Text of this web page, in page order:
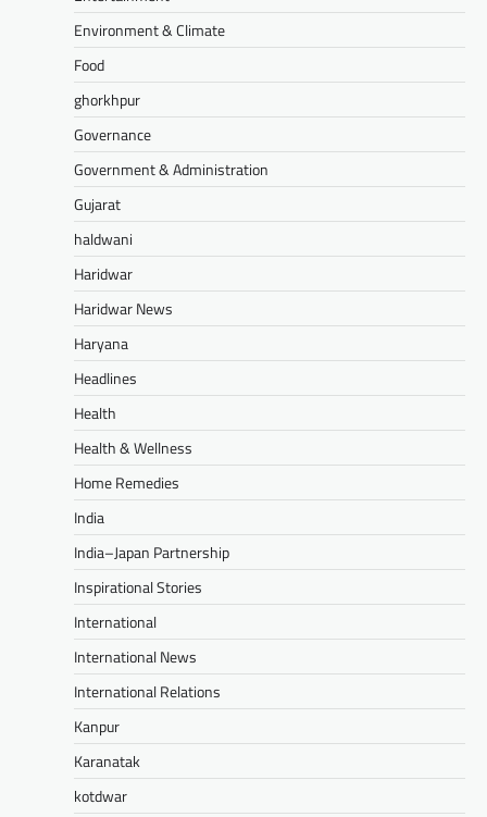
Environment & Climate
Food
ghorkhpur
Governance
Government & Administration
Gujarat
haldwani
Haridwar
Haridwar News
Haryana
Headlines
Health
Health & Wellness
Home Remedies
India
India–Japan Partnership
Inspirational Stories
International
International News
International Relations
Kanpur
Karanatak
kotdwar